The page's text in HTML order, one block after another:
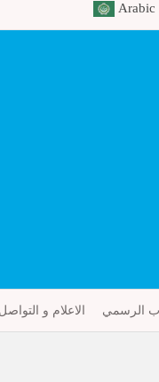
Arabic
الرسمي الاعلام و التواصل